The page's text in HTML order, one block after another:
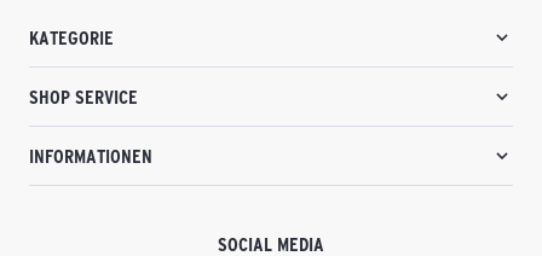
KATEGORIE
SHOP SERVICE
INFORMATIONEN
SOCIAL MEDIA